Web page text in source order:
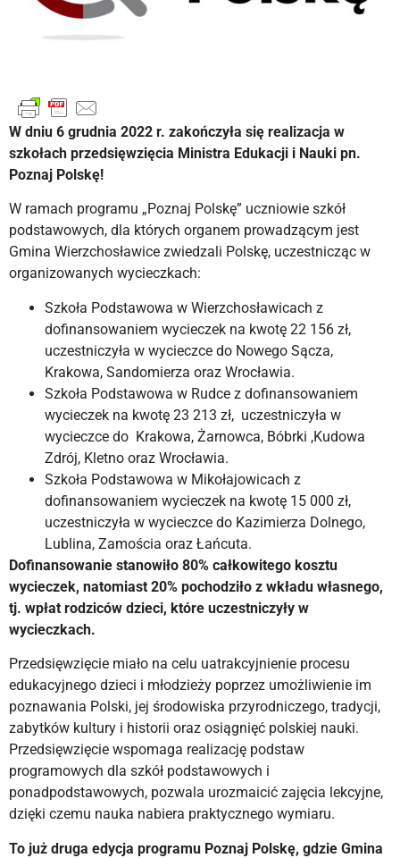
W dniu 6 grudnia 2022 r. zakończyła się realizacja w
szkołach przedsięwzięcia Ministra Edukacji i Nauki pn.
Poznaj Polskę!
W ramach programu „Poznaj Polskę” uczniowie szkół
podstawowych, dla których organem prowadzącym jest
Gmina Wierzchosławice zwiedzali Polskę, uczestnicząc w
organizowanych wycieczkach:
Szkoła Podstawowa w Wierzchosławicach z
dofinansowaniem wycieczek na kwotę 22 156 zł,
uczestniczyła w wycieczce do Nowego Sącza,
Krakowa, Sandomierza oraz Wrocławia.
Szkoła Podstawowa w Rudce z dofinansowaniem
wycieczek na kwotę 23 213 zł, uczestniczyła w
wycieczce do Krakowa, Żarnowca, Bóbrki ,Kudowa
Zdrój, Kletno oraz Wrocławia.
Szkoła Podstawowa w Mikołajowicach z
dofinansowaniem wycieczek na kwotę 15 000 zł,
uczestniczyła w wycieczce do Kazimierza Dolnego,
Lublina, Zamościa oraz Łańcuta.
Dofinansowanie stanowiło 80% całkowitego kosztu
wycieczek, natomiast 20% pochodziło z wkładu własnego,
tj. wpłat rodziców dzieci, które uczestniczyły w
wycieczkach.
Przedsięwzięcie miało na celu uatrakcyjnienie procesu
edukacyjnego dzieci i młodzieży poprzez umożliwienie im
poznawania Polski, jej środowiska przyrodniczego, tradycji,
zabytków kultury i historii oraz osiągnięć polskiej nauki.
Przedsięwzięcie wspomaga realizację podstaw
programowych dla szkół podstawowych i
ponadpodstawowych, pozwala urozmaicić zajęcia lekcyjne,
dzięki czemu nauka nabiera praktycznego wymiaru.
To już druga edycja programu Poznaj Polskę, gdzie Gmina